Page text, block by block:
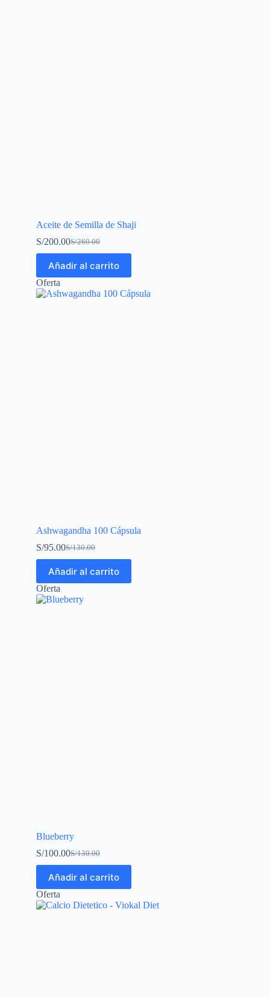
Aceite de Semilla de Shaji
S/260.00
S/200.00
Añadir al carrito
Oferta
Ashwagandha 100 Cápsula
S/130.00
S/95.00
Añadir al carrito
Oferta
Blueberry
S/130.00
S/100.00
Añadir al carrito
Oferta